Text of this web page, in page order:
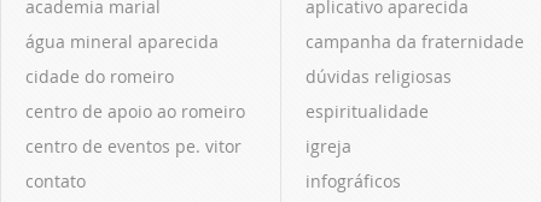
academia marial
água mineral aparecida
cidade do romeiro
centro de apoio ao romeiro
centro de eventos pe. vitor
contato
aplicativo aparecida
campanha da fraternidade
dúvidas religiosas
espiritualidade
igreja
infográficos